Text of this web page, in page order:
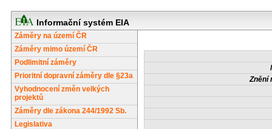
Informační systém EIA
Záměry na území ČR
Záměry mimo území ČR
Podlimitní záměry
Prioritní dopravní záměry dle §23a
Vyhodnocení změn velkých
projektů
Záměry dle zákona 244/1992 Sb.
Legislativa
Znění